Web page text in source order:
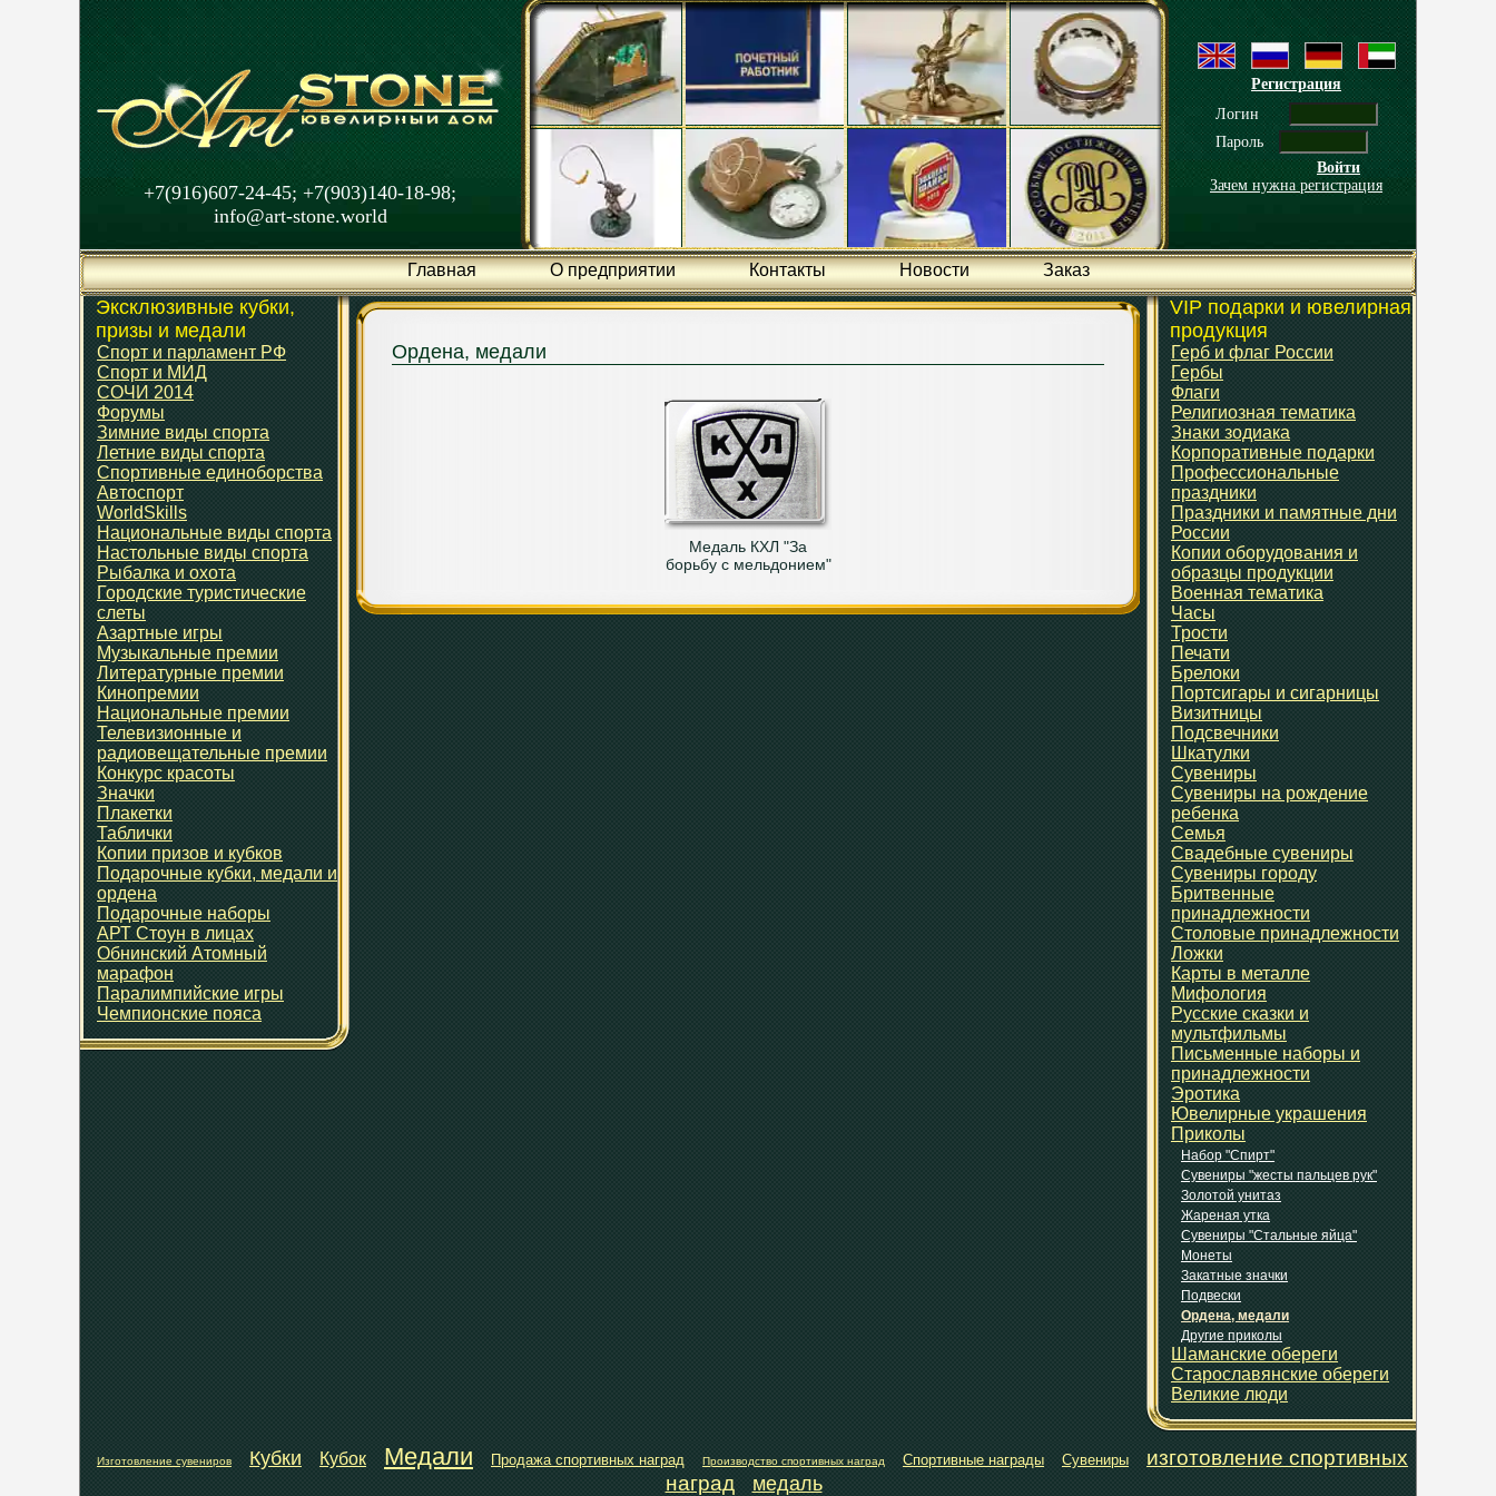
Регистрация
Логин
Пароль
Войти
Зачем нужна регистрация
+7(916)607-24-45; +7(903)140-18-98;
info@art-stone.world
Главная О предприятии Контакты Новости Заказ
Эксклюзивные кубки,
призы и медали
Спорт и парламент РФ
Спорт и МИД
СОЧИ 2014
Форумы
Зимние виды спорта
Летние виды спорта
Спортивные единоборства
Автоспорт
WorldSkills
Национальные виды спорта
Настольные виды спорта
Рыбалка и охота
Городские туристические
слеты
Азартные игры
Музыкальные премии
Литературные премии
Кинопремии
Национальные премии
Телевизионные и
радиовещательные премии
Конкурс красоты
Значки
Плакетки
Таблички
Копии призов и кубков
Подарочные кубки, медали и
ордена
Подарочные наборы
АРТ Стоун в лицах
Обнинский Атомный
марафон
Паралимпийские игры
Чемпионские пояса
Ордена, медали
Медаль КХЛ "За
борьбу с мельдонием"
VIP подарки и ювелирная
продукция
Герб и флаг России
Гербы
Флаги
Религиозная тематика
Знаки зодиака
Корпоративные подарки
Профессиональные
праздники
Праздники и памятные дни
России
Копии оборудования и
образцы продукции
Военная тематика
Часы
Трости
Печати
Брелоки
Портсигары и сигарницы
Визитницы
Подсвечники
Шкатулки
Сувениры
Сувениры на рождение
ребенка
Семья
Свадебные сувениры
Сувениры городу
Бритвенные
принадлежности
Столовые принадлежности
Ложки
Карты в металле
Мифология
Русские сказки и
мультфильмы
Письменные наборы и
принадлежности
Эротика
Ювелирные украшения
Приколы
Набор "Спирт"
Сувениры "жесты пальцев рук"
Золотой унитаз
Жареная утка
Сувениры "Стальные яйца"
Монеты
Закатные значки
Подвески
Ордена, медали
Другие приколы
Шаманские обереги
Старославянские обереги
Великие люди
Изготовление сувениров Кубки Кубок Медали Продажа спортивных наград Производство спортивных наград Спортивные награды Сувениры
изготовление спортивных
наград
медаль